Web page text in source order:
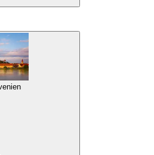
og begynde på din rejseplan. At
dig meget underholdt samt give
dig til det magiske miljø på stedet.